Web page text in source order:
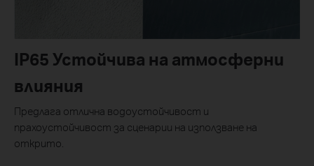
IP65 Устойчива на атмосферни
влияния
Предлага отлична водоустойчивост и
прахоустойчивост за сценарии на използване на
открито.